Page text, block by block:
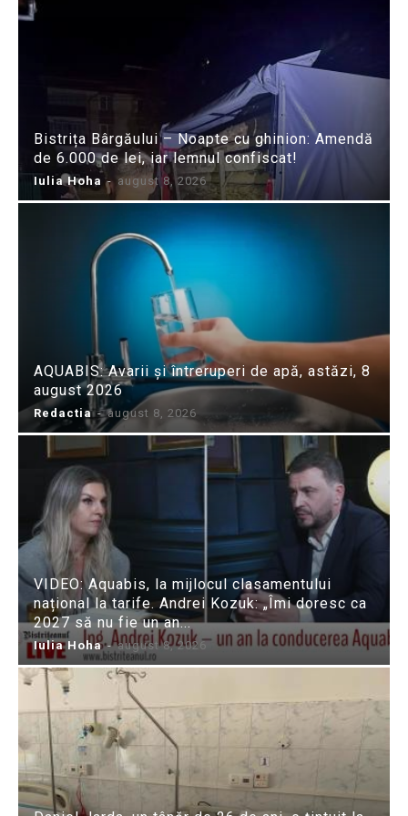
Bistrița Bârgăului – Noapte cu ghinion: Amendă
de 6.000 de lei, iar lemnul confiscat!
Iulia Hoha - august 8, 2026
AQUABIS: Avarii și întreruperi de apă, astăzi, 8
august 2026
Redactia - august 8, 2026
VIDEO: Aquabis, la mijlocul clasamentului
național la tarife. Andrei Kozuk: „Îmi doresc ca
2027 să nu fie un an...
Iulia Hoha - august 8, 2026